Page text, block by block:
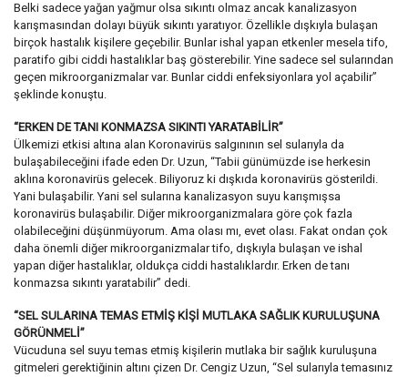
Belki sadece yağan yağmur olsa sıkıntı olmaz ancak kanalizasyon
karışmasından dolayı büyük sıkıntı yaratıyor. Özellikle dışkıyla bulaşan
birçok hastalık kişilere geçebilir. Bunlar ishal yapan etkenler mesela tifo,
paratifo gibi ciddi hastalıklar baş gösterebilir. Yine sadece sel sularından
geçen mikroorganizmalar var. Bunlar ciddi enfeksiyonlara yol açabilir”
şeklinde konuştu.
“ERKEN DE TANI KONMAZSA SIKINTI YARATABİLİR”
Ülkemizi etkisi altına alan Koronavirüs salgınının sel sularıyla da
bulaşabileceğini ifade eden Dr. Uzun, “Tabii günümüzde ise herkesin
aklına koronavirüs gelecek. Biliyoruz ki dışkıda koronavirüs gösterildi.
Yani bulaşabilir. Yani sel sularına kanalizasyon suyu karışmışsa
koronavirüs bulaşabilir. Diğer mikroorganizmalara göre çok fazla
olabileceğini düşünmüyorum. Ama olası mı, evet olası. Fakat ondan çok
daha önemli diğer mikroorganizmalar tifo, dışkıyla bulaşan ve ishal
yapan diğer hastalıklar, oldukça ciddi hastalıklardır. Erken de tanı
konmazsa sıkıntı yaratabilir” dedi.
“SEL SULARINA TEMAS ETMİŞ KİŞİ MUTLAKA SAĞLIK KURULUŞUNA
GÖRÜNMELİ”
Vücuduna sel suyu temas etmiş kişilerin mutlaka bir sağlık kuruluşuna
gitmeleri gerektiğinin altını çizen Dr. Cengiz Uzun, “Sel sularıyla temasınız